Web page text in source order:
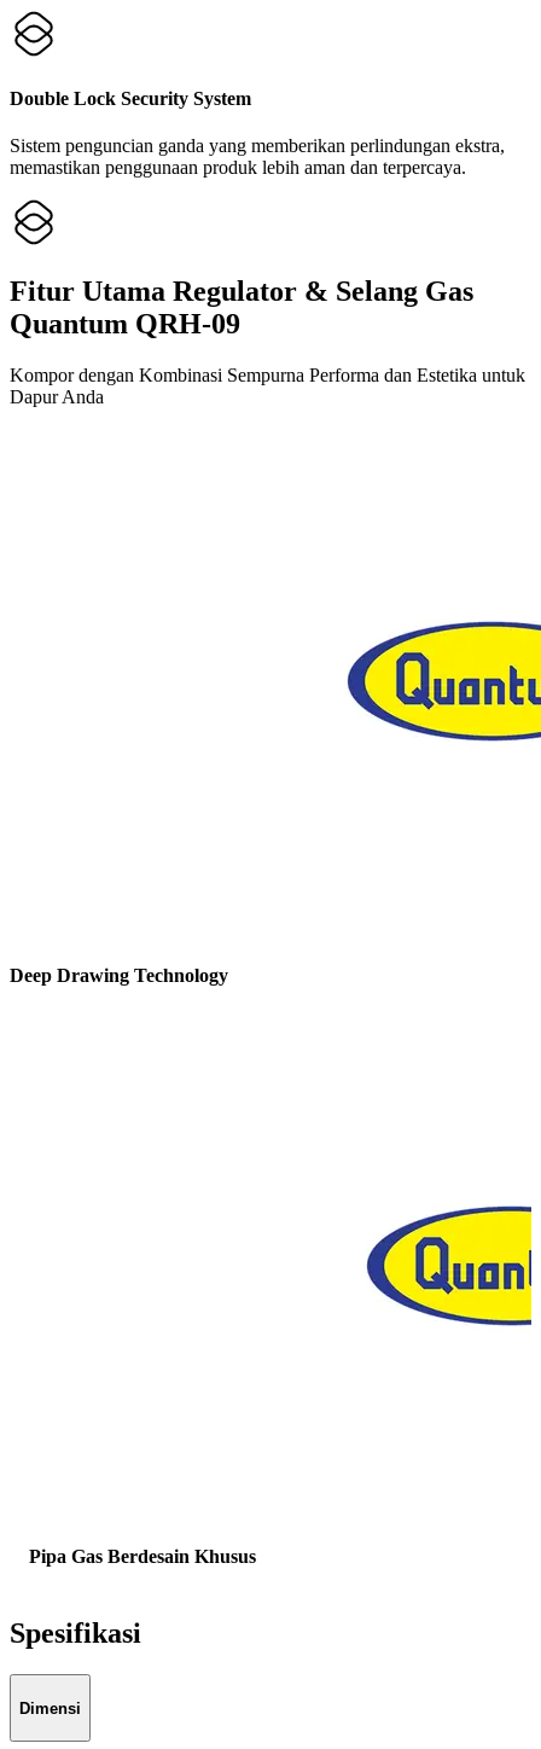
Double Lock Security System
Sistem penguncian ganda yang memberikan perlindungan ekstra,
memastikan penggunaan produk lebih aman dan terpercaya.
Fitur Utama Regulator & Selang Gas
Quantum QRH-09
Kompor dengan Kombinasi Sempurna Performa dan Estetika untuk
Dapur Anda
Deep Drawing Technology
Pipa Gas Berdesain Khusus
Spesifikasi
Dimensi